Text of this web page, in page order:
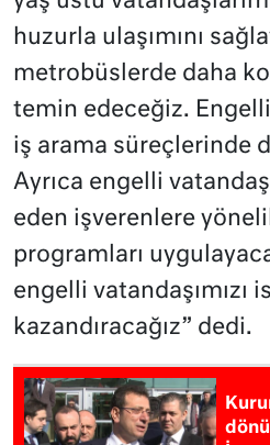
huzurla ulaşımını
metrobüslerde daha
temin edeceğiz.
iş arama süreçlerinde
Ayrıca engelli
eden işverenlere
programları
engelli vatandaşımızı
kazandıracağız” dedi.